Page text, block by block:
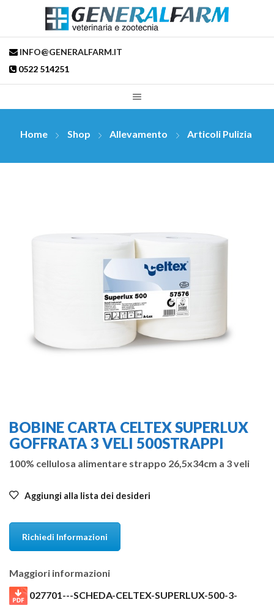
INFO@GENERALFARM.IT
0522 514251
Home Shop Allevamento Articoli Pulizia
BOBINE CARTA CELTEX SUPERLUX
GOFFRATA 3 VELI 500STRAPPI
100% cellulosa alimentare strappo 26,5x34cm a 3 veli
Aggiungi alla lista dei desideri
Richiedi Informazioni
Maggiori informazioni
027701---SCHEDA-CELTEX-SUPERLUX-500-3-